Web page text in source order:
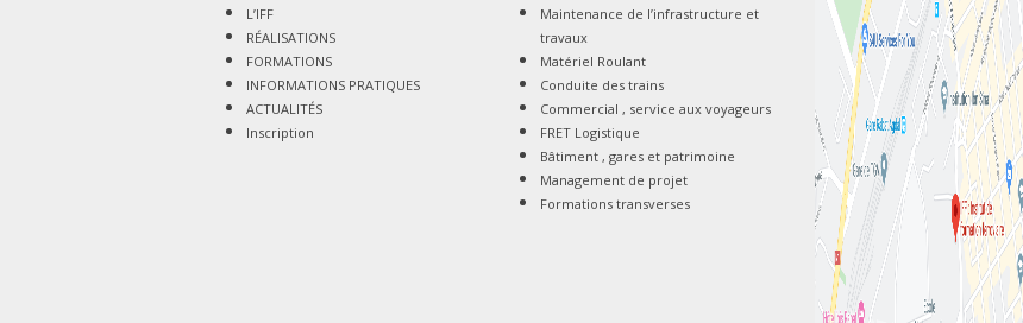
L’IFF
RÉALISATIONS
FORMATIONS
INFORMATIONS PRATIQUES
ACTUALITÉS
Inscription
Maintenance de l’infrastructure et
travaux
Matériel Roulant
Conduite des trains
Commercial , service aux voyageurs
FRET Logistique
Bâtiment , gares et patrimoine
Management de projet
Formations transverses